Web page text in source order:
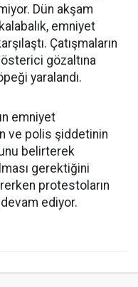
Dün akşam
emniyet
Çatışmaların
gözaltına
yaralandı.
emniyet
ve polis şiddetinin
belirterek
gerektiğini
protestoların
ediyor.